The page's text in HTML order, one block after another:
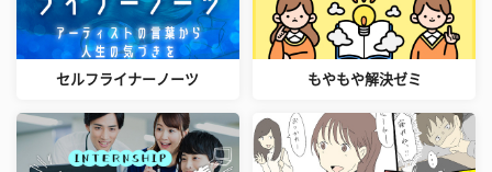
セルフライナーノーツ もやもや解決ゼミ